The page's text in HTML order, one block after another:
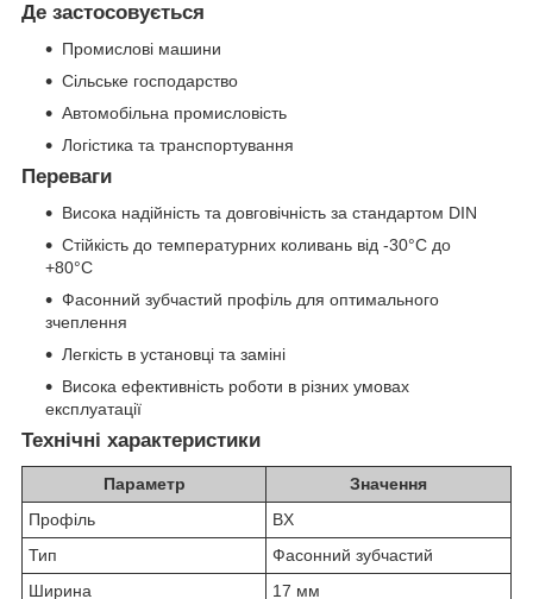
Де застосовується
Промислові машини
Сільське господарство
Автомобільна промисловість
Логістика та транспортування
Переваги
Висока надійність та довговічність за стандартом DIN
Стійкість до температурних коливань від -30°C до
+80°C
Фасонний зубчастий профіль для оптимального
зчеплення
Легкість в установці та заміні
Висока ефективність роботи в різних умовах
експлуатації
Технічні характеристики
Параметр
Значення
Профіль
BX
Тип
Фасонний зубчастий
Ширина
17 мм